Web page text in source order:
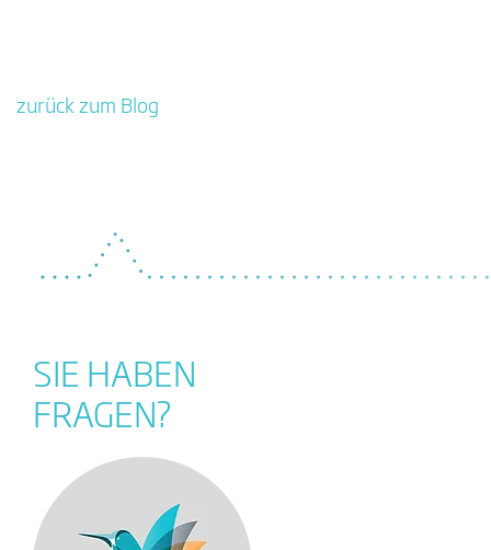
zurück zum Blog
SIE HABEN
FRAGEN?